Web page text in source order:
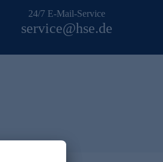
24/7 E-Mail-Service
service@hse.de